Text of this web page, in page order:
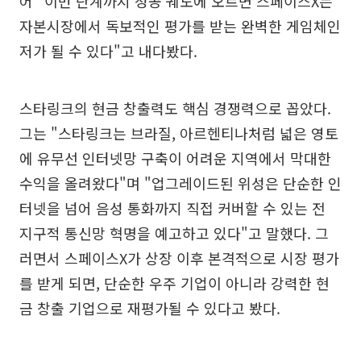
자본시장에서 독보적인 평가를 받는 완벽한 게임체인
저가 될 수 있다"고 내다봤다.
스타링크의 현금 창출력도 핵심 경쟁력으로 꼽았다.
그는 "스타링크는 브라질, 아르헨티나처럼 넓은 영토
에 유무선 인터넷망 구축이 어려운 지역에서 막대한
수익을 올려왔다"며 "업그레이드된 위성은 단순한 인
터넷을 넘어 음성 통화까지 직접 커버할 수 있는 전
지구적 통신망 혁명을 예고하고 있다"고 말했다. 그
러면서 스페이스X가 상장 이후 본격적으로 시장 평가
를 받게 되면, 단순한 우주 기업이 아니라 강력한 현
금 창출 기업으로 재평가될 수 있다고 봤다.